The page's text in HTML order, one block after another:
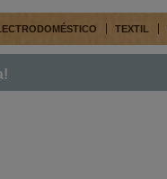
TEXTIL